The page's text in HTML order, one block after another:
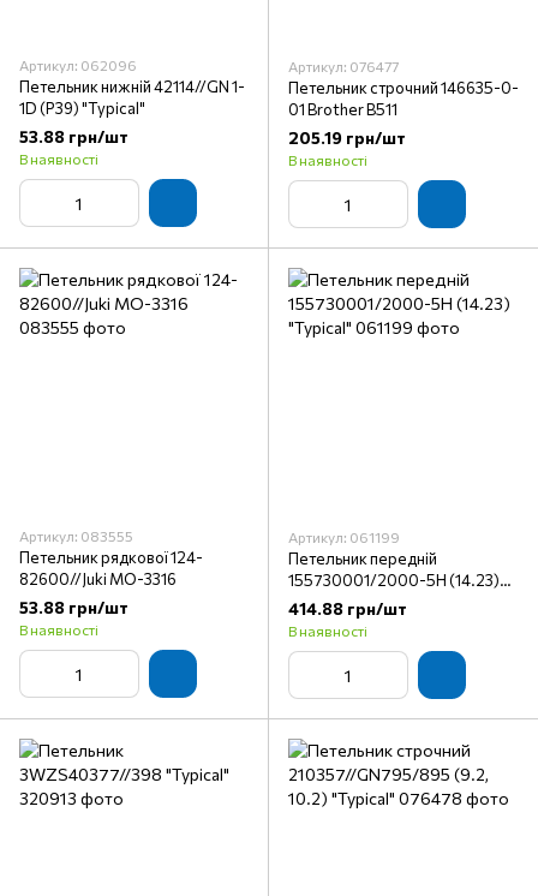
Артикул: 062096
Петельник нижній 42114//GN 1-
1D (P39) "Typical"
53.88 грн/шт
В наявності
Артикул: 076477
Петельник строчний 146635-0-
01 Brother B511
205.19 грн/шт
В наявності
Артикул: 083555
Петельник рядкової 124-
82600//Juki MO-3316
53.88 грн/шт
В наявності
Артикул: 061199
Петельник передній
155730001/2000-5H (14.23)
"Typical"
414.88 грн/шт
В наявності